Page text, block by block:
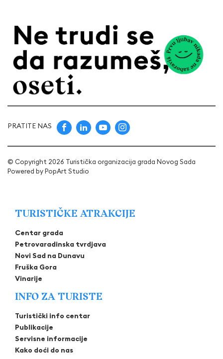
PRATITE NAS
© Copyright 2026 Turistička organizacija grada Novog Sada
Powered byPopArt Studio
TURISTIČKE ATRAKCIJE
Centar grada
Petrovaradinska tvrdjava
Novi Sad na Dunavu
Fruška Gora
Vinarije
INFO ZA TURISTE
Turistički info centar
Publikacije
Servisne informacije
Kako doći do nas